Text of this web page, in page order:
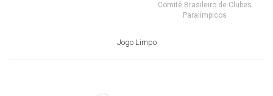
Comitê Brasileiro de Clubes
Paralímpicos
Jogo Limpo